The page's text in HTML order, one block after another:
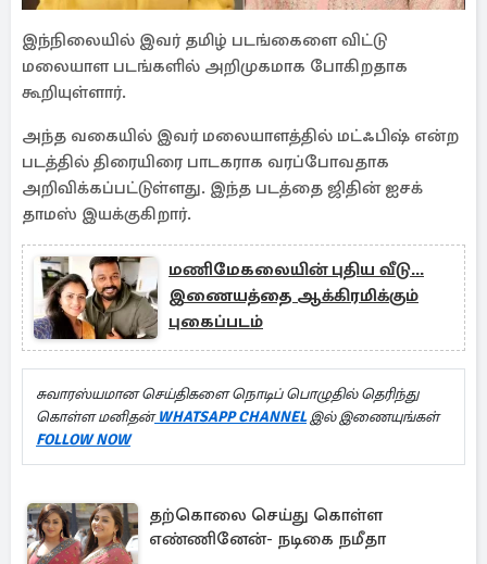
இந்நிலையில் இவர் தமிழ் படங்கைளை விட்டு
மலையாள படங்களில் அறிமுகமாக போகிறதாக
கூறியுள்ளார்.
அந்த வகையில் இவர் மலையாளத்தில் மட்ஃபிஷ் என்ற
படத்தில் திரையிரை பாடகராக வரப்போவதாக
அறிவிக்கப்பட்டுள்ளது. இந்த படத்தை ஜிதின் ஐசக்
தாமஸ் இயக்குகிறார்.
மணிமேகலையின் புதிய வீடு...
இணையத்தை ஆக்கிரமிக்கும்
புகைப்படம்
சுவாரஸ்யமான செய்திகளை நொடிப் பொழுதில் தெரிந்து
கொள்ள மனிதன்WHATSAPP CHANNELஇல் இணையுங்கள்
FOLLOW NOW
தற்கொலை செய்து கொள்ள
எண்ணினேன்- நடிகை நமீதா